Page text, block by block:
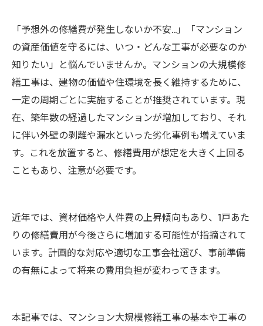
「予想外の修繕費が発生しないか不安…」「マンション
の資産価値を守るには、いつ・どんな工事が必要なのか
知りたい」と悩んでいませんか。マンションの大規模修
繕工事は、建物の価値や住環境を長く維持するために、
一定の周期ごとに実施することが推奨されています。現
在、築年数の経過したマンションが増加しており、それ
に伴い外壁の剥離や漏水といった劣化事例も増えていま
す。これを放置すると、修繕費用が想定を大きく上回る
こともあり、注意が必要です。
近年では、資材価格や人件費の上昇傾向もあり、1戸あた
りの修繕費用が今後さらに増加する可能性が指摘されて
います。計画的な対応や適切な工事会社選び、事前準備
の有無によって将来の費用負担が変わってきます。
本記事では、マンション大規模修繕工事の基本や工事の